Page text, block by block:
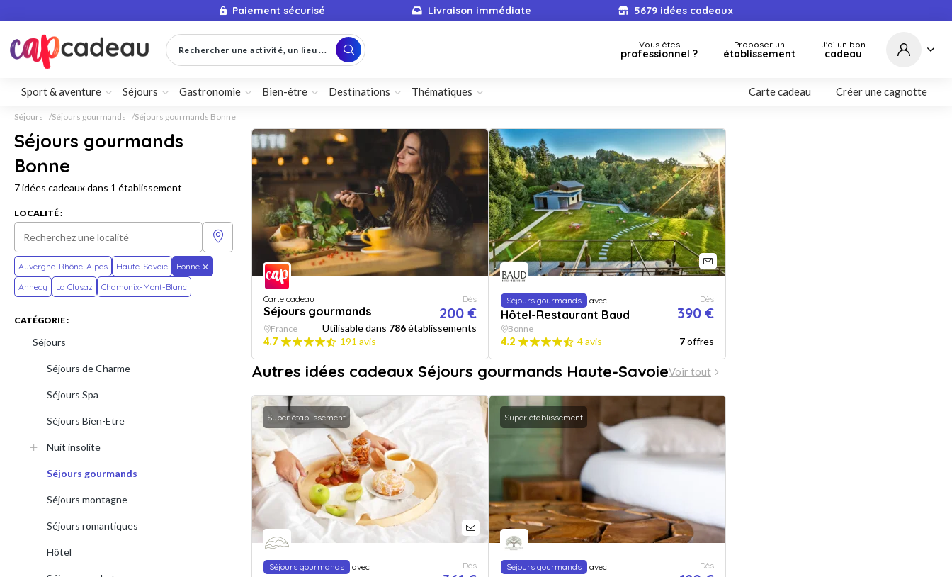
Paiement sécurisé Livraison immédiate 5679 idées cadeaux
Rechercher une activité, un lieu ... Vous êtes
professionnel ?
Proposer un
établissement
J'ai un bon
cadeau
Sport & aventure Séjours Gastronomie Bien-être Destinations Thématiques Carte cadeau Créer une cagnotte
Séjours Séjours gourmands Séjours gourmands Bonne
Séjours gourmands
Bonne
7 idées cadeaux dans 1 établissement
LOCALITÉ :
Auvergne-Rhône-Alpes Haute-Savoie
Bonne
Annecy
La Clusaz Chamonix-Mont-Blanc
CATÉGORIE :
Séjours
Séjours de Charme
Séjours Spa
Séjours Bien-Etre
Nuit insolite
Séjours gourmands
Séjours montagne
Séjours romantiques
Hôtel
Carte cadeau
Séjours gourmands
Dès
200 €
France Utilisable dans 786établissements
4.7
191 avis
Séjours gourmands avec
Hôtel-Restaurant Baud
Dès
390 €
Bonne
4.2 4 avis 7offres
Autres idées cadeaux Séjours gourmands Haute-SavoieVoir tout
Super établissement
Séjours gourmands avec Dès
Super établissement
Séjours gourmands avec Dès